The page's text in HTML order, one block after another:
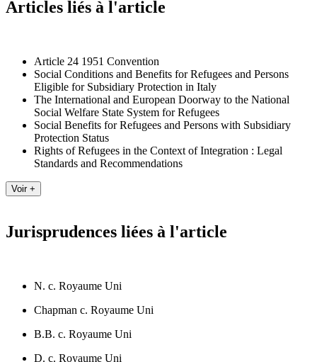
Articles liés à l'article
Article 24 1951 Convention
Social Conditions and Benefits for Refugees and Persons
Eligible for Subsidiary Protection in Italy
The International and European Doorway to the National
Social Welfare State System for Refugees
Social Benefits for Refugees and Persons with Subsidiary
Protection Status
Rights of Refugees in the Context of Integration : Legal
Standards and Recommendations
Jurisprudences liées à l'article
N. c. Royaume Uni
Chapman c. Royaume Uni
B.B. c. Royaume Uni
D. c. Royaume Uni